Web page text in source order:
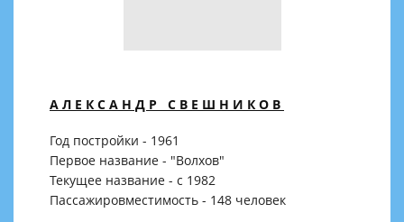
АЛЕКСАНДР СВЕШНИКОВ
Год постройки - 1961
Первое название - "Волхов"
Текущее название - с 1982
Пассажировместимость - 148 человек